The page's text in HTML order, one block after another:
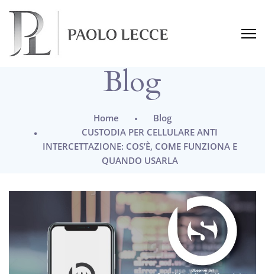
Blog
Home
Blog
CUSTODIA PER CELLULARE ANTI
INTERCETTAZIONE: COS’È, COME FUNZIONA E
QUANDO USARLA